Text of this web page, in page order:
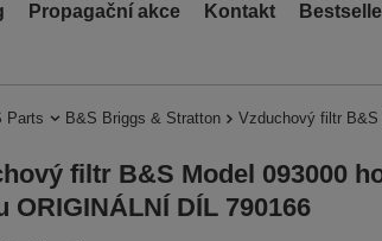
Propagační akce Kontakt
Parts B&S Briggs & Stratton Vzduchový filtr B&S
filtr B&S Model 093000
ORIGINÁLNÍ DÍL 790166